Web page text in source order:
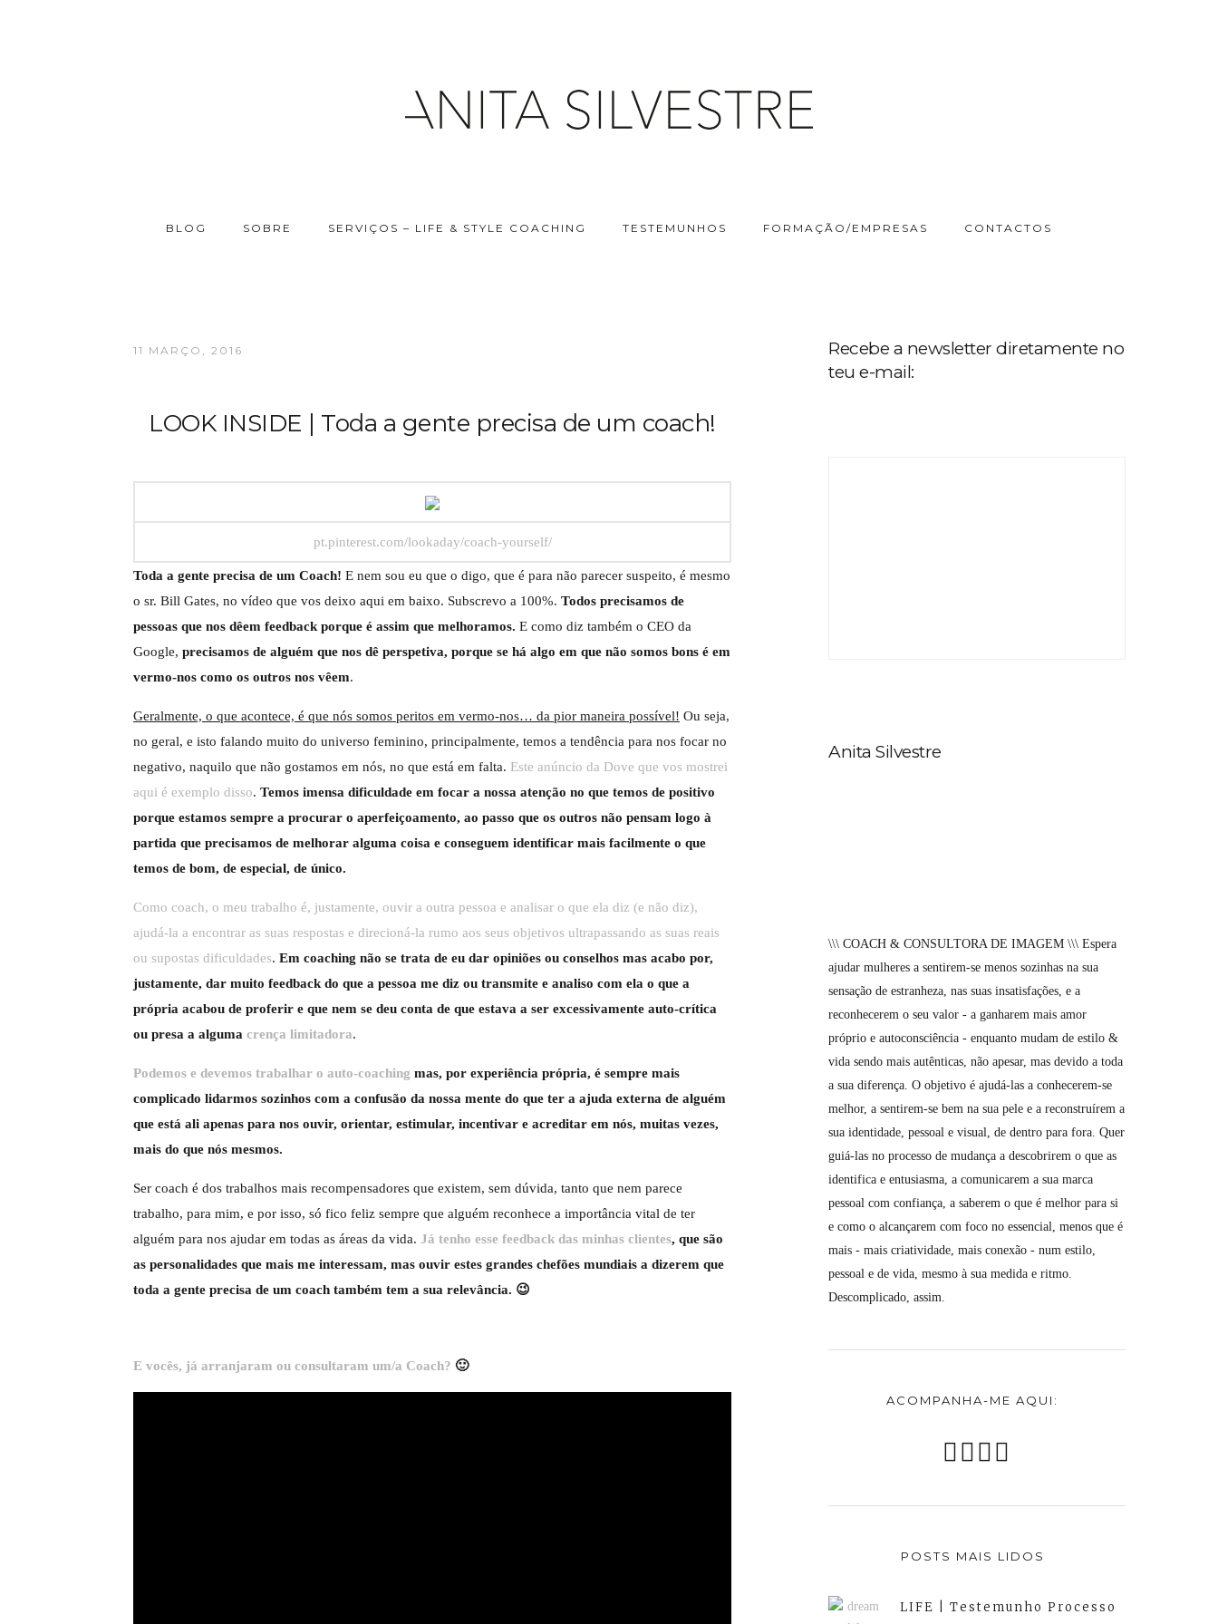
BLOG SOBRE SERVIÇOS – LIFE & STYLE COACHING TESTEMUNHOS FORMAÇÃO/EMPRESAS CONTACTOS
11 MARÇO, 2016
LOOK INSIDE | Toda a gente precisa de um coach!
pt.pinterest.com/lookaday/coach-yourself/
Toda a gente precisa de um Coach! E nem sou eu que o digo, que é para não parecer suspeito, é mesmo
o sr. Bill Gates, no vídeo que vos deixo aqui em baixo. Subscrevo a 100%. Todos precisamos de
pessoas que nos dêem feedback porque é assim que melhoramos. E como diz também o CEO da
Google, precisamos de alguém que nos dê perspetiva, porque se há algo em que não somos bons é em
vermo-nos como os outros nos vêem.
Geralmente, o que acontece, é que nós somos peritos em vermo-nos… da pior maneira possível! Ou seja,
no geral, e isto falando muito do universo feminino, principalmente, temos a tendência para nos focar no
negativo, naquilo que não gostamos em nós, no que está em falta. Este anúncio da Dove que vos mostrei
aqui é exemplo disso. Temos imensa dificuldade em focar a nossa atenção no que temos de positivo
porque estamos sempre a procurar o aperfeiçoamento, ao passo que os outros não pensam logo à
partida que precisamos de melhorar alguma coisa e conseguem identificar mais facilmente o que
temos de bom, de especial, de único.
Como coach, o meu trabalho é, justamente, ouvir a outra pessoa e analisar o que ela diz (e não diz),
ajudá-la a encontrar as suas respostas e direcioná-la rumo aos seus objetivos ultrapassando as suas reais
ou supostas dificuldades. Em coaching não se trata de eu dar opiniões ou conselhos mas acabo por,
justamente, dar muito feedback do que a pessoa me diz ou transmite e analiso com ela o que a
própria acabou de proferir e que nem se deu conta de que estava a ser excessivamente auto-crítica
ou presa a alguma crença limitadora.
Podemos e devemos trabalhar o auto-coaching mas, por experiência própria, é sempre mais
complicado lidarmos sozinhos com a confusão da nossa mente do que ter a ajuda externa de alguém
que está ali apenas para nos ouvir, orientar, estimular, incentivar e acreditar em nós, muitas vezes,
mais do que nós mesmos.
Ser coach é dos trabalhos mais recompensadores que existem, sem dúvida, tanto que nem parece
trabalho, para mim, e por isso, só fico feliz sempre que alguém reconhece a importância vital de ter
alguém para nos ajudar em todas as áreas da vida. Já tenho esse feedback das minhas clientes, que são
as personalidades que mais me interessam, mas ouvir estes grandes chefões mundiais a dizerem que
toda a gente precisa de um coach também tem a sua relevância. 😉
E vocês, já arranjaram ou consultaram um/a Coach? 🙂
Recebe a newsletter diretamente no
teu e-mail:
Anita Silvestre
\\\ COACH & CONSULTORA DE IMAGEM \\\ Espera
ajudar mulheres a sentirem-se menos sozinhas na sua
sensação de estranheza, nas suas insatisfações, e a
reconhecerem o seu valor - a ganharem mais amor
próprio e autoconsciência - enquanto mudam de estilo &
vida sendo mais autênticas, não apesar, mas devido a toda
a sua diferença. O objetivo é ajudá-las a conhecerem-se
melhor, a sentirem-se bem na sua pele e a reconstruírem a
sua identidade, pessoal e visual, de dentro para fora. Quer
guiá-las no processo de mudança a descobrirem o que as
identifica e entusiasma, a comunicarem a sua marca
pessoal com confiança, a saberem o que é melhor para si
e como o alcançarem com foco no essencial, menos que é
mais - mais criatividade, mais conexão - num estilo,
pessoal e de vida, mesmo à sua medida e ritmo.
Descomplicado, assim.
ACOMPANHA-ME AQUI:
POSTS MAIS LIDOS
LIFE | Testemunho Processo